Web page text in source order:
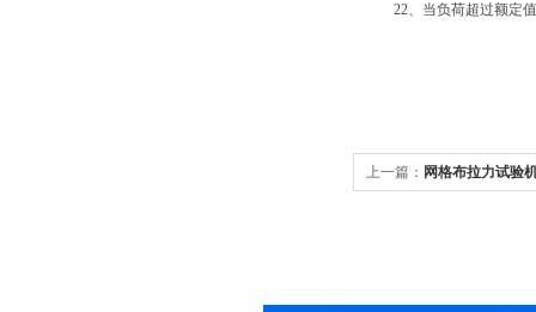
22、当负荷超过额定值
上一篇： 网格布拉力试验